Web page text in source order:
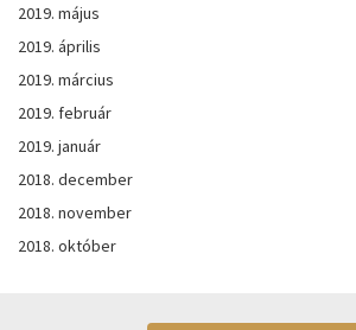
2019. május
2019. április
2019. március
2019. február
2019. január
2018. december
2018. november
2018. október